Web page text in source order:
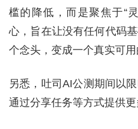
槛的降低，而是聚焦于“
心，旨在让没有任何代码
个念头，变成一个真实可用
另悉，吐司AI公测期间以
通过分享任务等方式提供更